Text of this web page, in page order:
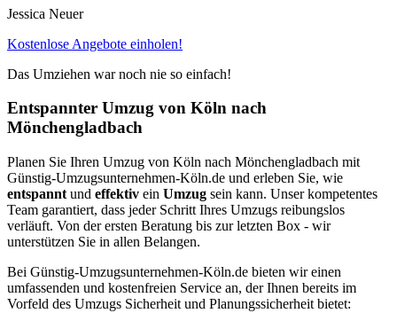
Jessica Neuer
Kostenlose Angebote einholen!
Das Umziehen war noch nie so einfach!
Entspannter Umzug von Köln nach
Mönchengladbach
Planen Sie Ihren Umzug von Köln nach Mönchengladbach mit
Günstig-Umzugsunternehmen-Köln.de und erleben Sie, wie
entspannt und effektiv ein Umzug sein kann. Unser kompetentes
Team garantiert, dass jeder Schritt Ihres Umzugs reibungslos
verläuft. Von der ersten Beratung bis zur letzten Box - wir
unterstützen Sie in allen Belangen.
Bei Günstig-Umzugsunternehmen-Köln.de bieten wir einen
umfassenden und kostenfreien Service an, der Ihnen bereits im
Vorfeld des Umzugs Sicherheit und Planungssicherheit bietet: